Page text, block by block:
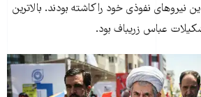
نیروهای نفوذی خود را کاشته بودند. بالاترین
عباس زریباف بود.